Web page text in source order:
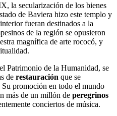
la secularización de los bienes
de Baviera hizo este templo y
fueran destinados a la
de la región se opusieron
magnífica de arte rococó, y
Patrimonio de la Humanidad, se
de restauración que se
promoción en todo el mundo
más de un millón de peregrinos
conciertos de música.